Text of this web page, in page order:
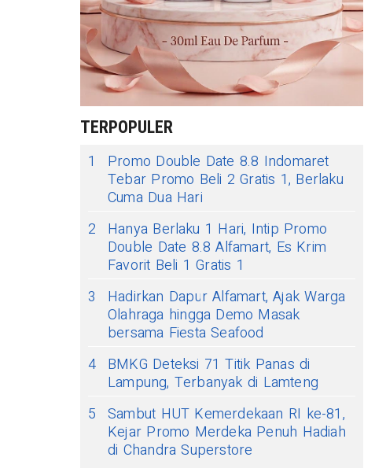
TERPOPULER
1
Promo Double Date 8.8 Indomaret
Tebar Promo Beli 2 Gratis 1, Berlaku
Cuma Dua Hari
2
Hanya Berlaku 1 Hari, Intip Promo
Double Date 8.8 Alfamart, Es Krim
Favorit Beli 1 Gratis 1
3
Hadirkan Dapur Alfamart, Ajak Warga
Olahraga hingga Demo Masak
bersama Fiesta Seafood
4 BMKG Deteksi 71 Titik Panas di
Lampung, Terbanyak di Lamteng
5 Sambut HUT Kemerdekaan RI ke-81,
Kejar Promo Merdeka Penuh Hadiah
di Chandra Superstore